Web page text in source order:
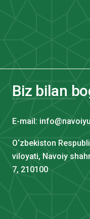
Biz bilan
E-mail:
O‘zbekiston
viloyati, Navoiy
7, 210100